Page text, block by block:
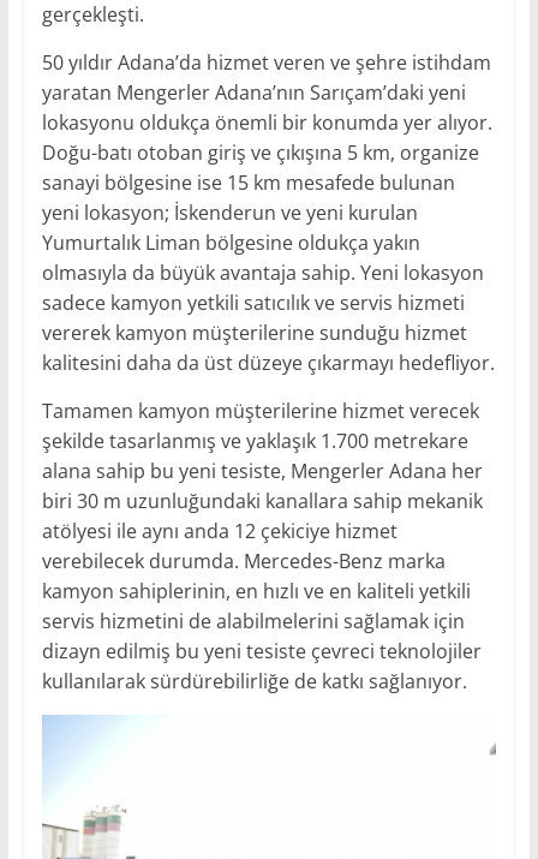
gerçekleşti.
50 yıldır Adana’da hizmet veren ve şehre istihdam
yaratan Mengerler Adana’nın Sarıçam’daki yeni
lokasyonu oldukça önemli bir konumda yer alıyor.
Doğu-batı otoban giriş ve çıkışına 5 km, organize
sanayi bölgesine ise 15 km mesafede bulunan
yeni lokasyon; İskenderun ve yeni kurulan
Yumurtalık Liman bölgesine oldukça yakın
olmasıyla da büyük avantaja sahip. Yeni lokasyon
sadece kamyon yetkili satıcılık ve servis hizmeti
vererek kamyon müşterilerine sunduğu hizmet
kalitesini daha da üst düzeye çıkarmayı hedefliyor.
Tamamen kamyon müşterilerine hizmet verecek
şekilde tasarlanmış ve yaklaşık 1.700 metrekare
alana sahip bu yeni tesiste, Mengerler Adana her
biri 30 m uzunluğundaki kanallara sahip mekanik
atölyesi ile aynı anda 12 çekiciye hizmet
verebilecek durumda. Mercedes-Benz marka
kamyon sahiplerinin, en hızlı ve en kaliteli yetkili
servis hizmetini de alabilmelerini sağlamak için
dizayn edilmiş bu yeni tesiste çevreci teknolojiler
kullanılarak sürdürebilirliğe de katkı sağlanıyor.